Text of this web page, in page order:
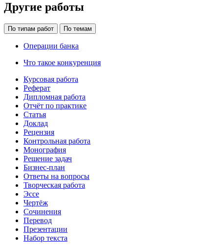
Другие работы
По типам работ По темам
Операции банка
Что такое конкуренция
Курсовая работа
Реферат
Дипломная работа
Отчёт по практике
Статья
Доклад
Рецензия
Контрольная работа
Монография
Решение задач
Бизнес-план
Ответы на вопросы
Творческая работа
Эссе
Чертёж
Сочинения
Перевод
Презентации
Набор текста